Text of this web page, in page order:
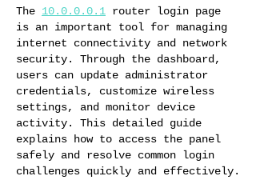
The 10.0.0.0.1 router login page
is an important tool for managing
internet connectivity and network
security. Through the dashboard,
users can update administrator
credentials, customize wireless
settings, and monitor device
activity. This detailed guide
explains how to access the panel
safely and resolve common login
challenges quickly and effectively.